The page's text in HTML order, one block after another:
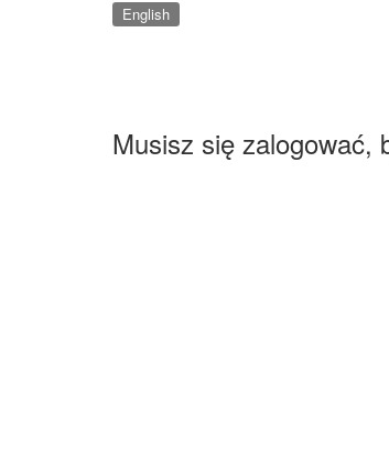
English
Musisz się zalogować,